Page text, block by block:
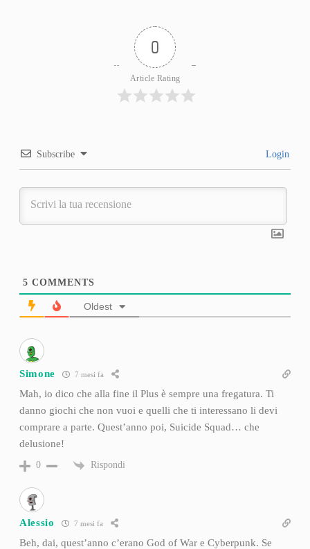
0
Article Rating
Subscribe Login
5 COMMENTS
Oldest
Simone 7 mesi fa
Mah, io dico che alla fine il Plus è sempre una fregatura. Ti
danno giochi che non vuoi e quelli che ti interessano li devi
comprare a parte. Quest’anno poi, Suicide Squad… che
delusione!
0 Rispondi
Alessio 7 mesi fa
Beh, dai, quest’anno c’erano God of War e Cyberpunk. Se